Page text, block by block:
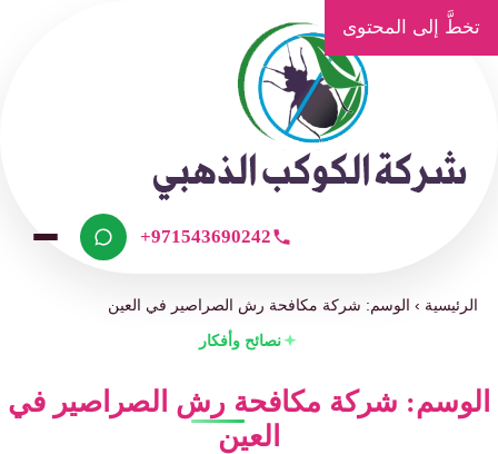
تخطَّ إلى المحتوى
+971543690242
الرئيسية ›الوسم: شركة مكافحة رش الصراصير في العين
نصائح وأفكار
الوسم: شركة مكافحة رش الصراصير في
العين